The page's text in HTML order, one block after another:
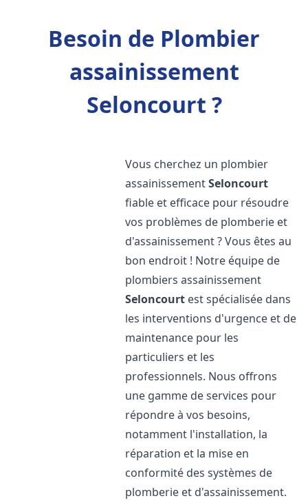
Besoin de Plombier
assainissement
Seloncourt ?
Vous cherchez un plombier
assainissementSeloncourt
fiable et efficace pour résoudre
vos problèmes de plomberie et
d'assainissement ? Vous êtes au
bon endroit ! Notre équipe de
plombiers assainissement
Seloncourt est spécialisée dans
les interventions d'urgence et de
maintenance pour les
particuliers et les
professionnels. Nous offrons
une gamme de services pour
répondre à vos besoins,
notamment l'installation, la
réparation et la mise en
conformité des systèmes de
plomberie et d'assainissement.